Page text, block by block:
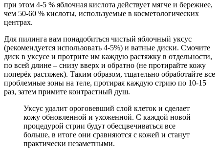
при этом 4-5 % яблочная кислота действует мягче и бережнее,
чем 50-60 % кислоты, используемые в косметологических
центрах.
Для пилинга вам понадобиться чистый яблочный уксус
(рекомендуется использовать 4-5%) и ватные диски. Смочите
диск в уксусе и протрите им каждую растяжку в отдельности,
по всей длине – снизу вверх и обратно (не протирайте кожу
поперёк растяжек). Таким образом, тщательно обработайте все
проблемные зоны на теле, протирая каждую стрию по 10-15
раз, затем примите контрастный душ.
Уксус удалит ороговевший слой клеток и сделает
кожу обновленной и ухоженной. С каждой новой
процедурой стрии будут обесцвечиваться все
больше, в итоге они сравняются с кожей и станут
практически незаметными.